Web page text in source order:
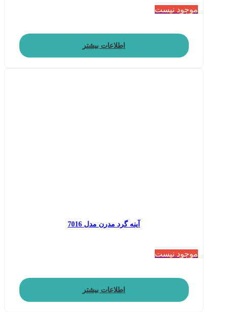
موجود نیست
اطلاعات بیشتر
آینه گرد مدرن مدل 7016
موجود نیست
اطلاعات بیشتر